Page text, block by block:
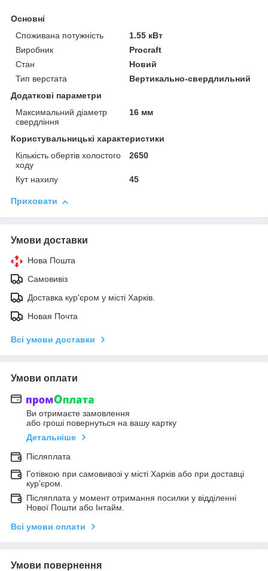
Основні
Споживана потужність
1.55 кВт
Виробник
Procraft
Стан
Новий
Тип верстата
Вертикально-свердлильний
Додаткові параметри
Максимальний діаметр
свердління
16 мм
Користувальницькі характеристики
Кількість обертів холостого
ходу
2650
Кут нахилу 45
Приховати
Умови доставки
Нова Пошта
Самовивіз
Доставка кур'єром у місті Харків.
Новая Почта
Всі умови доставки
Умови оплати
Ви отримаєте замовлення
або гроші повернуться на вашу картку
Детальніше
Післяплата
Готівкою при самовивозі у місті Харків або при доставці
кур'єром.
Післяплата у момент отримання посилки у відділенні
Нової Пошти або Інтайм.
Всі умови оплати
Умови повернення